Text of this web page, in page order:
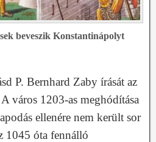
beveszik Konstantinápolyt
P. Bernhard Zaby írását az
város 1203-as meghódítása
ellenére nem került sor
1045 óta fennálló